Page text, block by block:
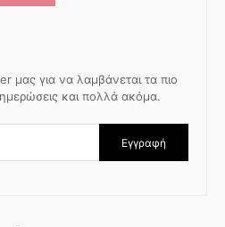
μας για να λαμβάνεται τα πιο
και πολλά ακόμα.
Εγγραφή